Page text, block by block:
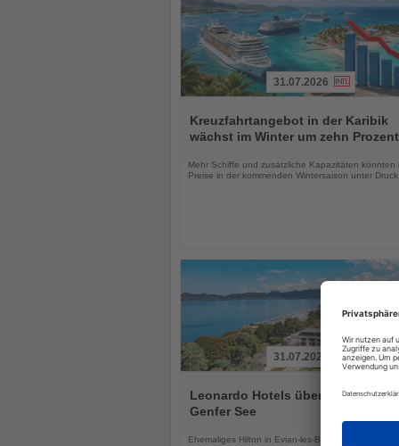
Sie
die
31.07.2026
Kreuzfahrtangebot in der Karibik
wächst im Winter um zehn Prozent
Mehr Schiffe und zusätzliche Kapazitäten könnten
Preise in der kommenden Wintersaison unter
Sie
die
31.07.2026
Leonardo Hotels übernimmt Hotel
Genfer See
Ehemaliges Hilton in Evian-les-Bains wird